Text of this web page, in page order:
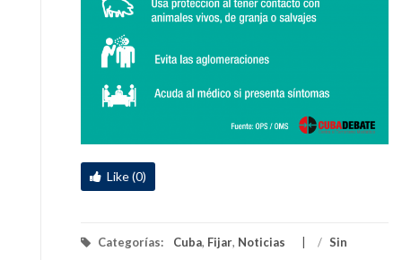
Like (0)
Categorías: Cuba, Fijar, Noticias / Sin